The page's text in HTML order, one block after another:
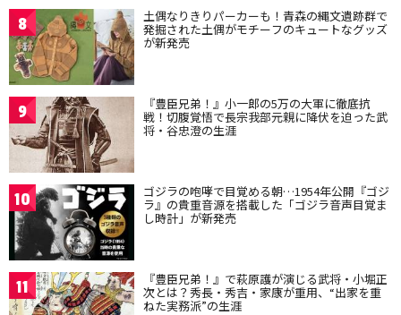
8 土偶なりきりパーカーも！青森の縄文遺跡群で
発掘された土偶がモチーフのキュートなグッズ
が新発売
9 『豊臣兄弟！』小一郎の5万の大軍に徹底抗
戦！切腹覚悟で長宗我部元親に降伏を迫った武
将・谷忠澄の生涯
10 ゴジラの咆哮で目覚める朝…1954年公開『ゴジ
ラ』の貴重音源を搭載した「ゴジラ音声目覚ま
し時計」が新発売
11 『豊臣兄弟！』で萩原護が演じる武将・小堀正
次とは？秀長・秀吉・家康が重用、“出家を重
ねた実務派”の生涯